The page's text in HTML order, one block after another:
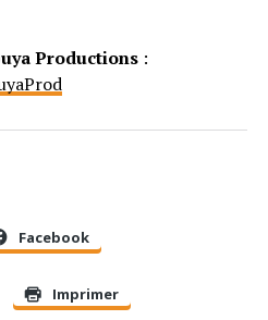
Productions:
Facebook
Imprimer